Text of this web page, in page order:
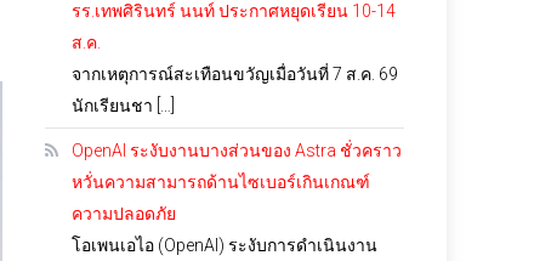
รร.เทพศิรินทร์ นนท์ ประกาศหยุดเรียน 10-14
ส.ค.
จากเหตุการณ์สะเทือนขวัญเมื่อวันที่ 7 ส.ค. 69
นักเรียนชา […]
OpenAI ระงับงานบางส่วนของ Astra ชั่วคราว
หวั่นความสามารถด้านไซเบอร์เกินเกณฑ์
ความปลอดภัย
โอเพนเอไอ (OpenAI) ระงับการดำเนินงาน